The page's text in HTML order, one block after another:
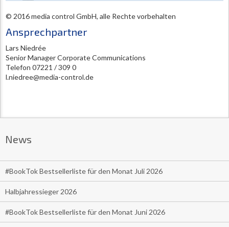
© 2016 media control GmbH, alle Rechte vorbehalten
Ansprechpartner
Lars Niedrée
Senior Manager Corporate Communications
Telefon 07221 / 309 0
l.niedree@media-control.de
News
#BookTok Bestsellerliste für den Monat Juli 2026
Halbjahressieger 2026
#BookTok Bestsellerliste für den Monat Juni 2026